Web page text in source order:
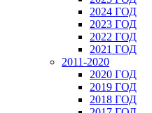
2024 ГОД
2023 ГОД
2022 ГОД
2021 ГОД
2011-2020
2020 ГОД
2019 ГОД
2018 ГОД